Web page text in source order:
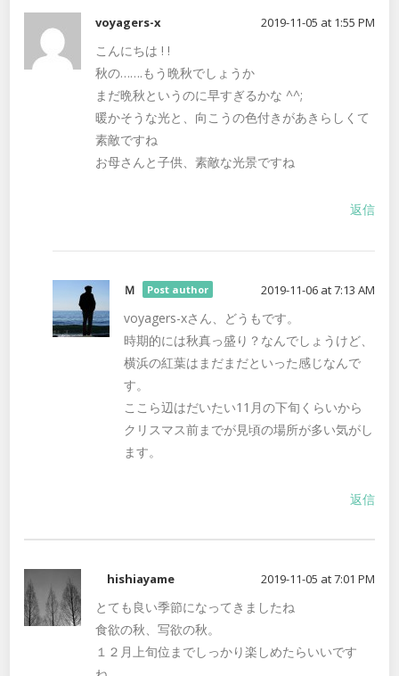
voyagers-x 2019-11-05 at 1:55 PM
こんにちは ! !
秋の…….もう晩秋でしょうか
まだ晩秋というのに早すぎるかな ^^;
暖かそうな光と、向こうの色付きがあきらしくて
素敵ですね
お母さんと子供、素敵な光景ですね
返信
Ｍ Post author 2019-11-06 at 7:13 AM
voyagers-xさん、どうもです。
時期的には秋真っ盛り？なんでしょうけど、
横浜の紅葉はまだまだといった感じなんで
す。
ここら辺はだいたい11月の下旬くらいから
クリスマス前までが見頃の場所が多い気がし
ます。
返信
hishiayame 2019-11-05 at 7:01 PM
とても良い季節になってきましたね
食欲の秋、写欲の秋。
１２月上旬位までしっかり楽しめたらいいです